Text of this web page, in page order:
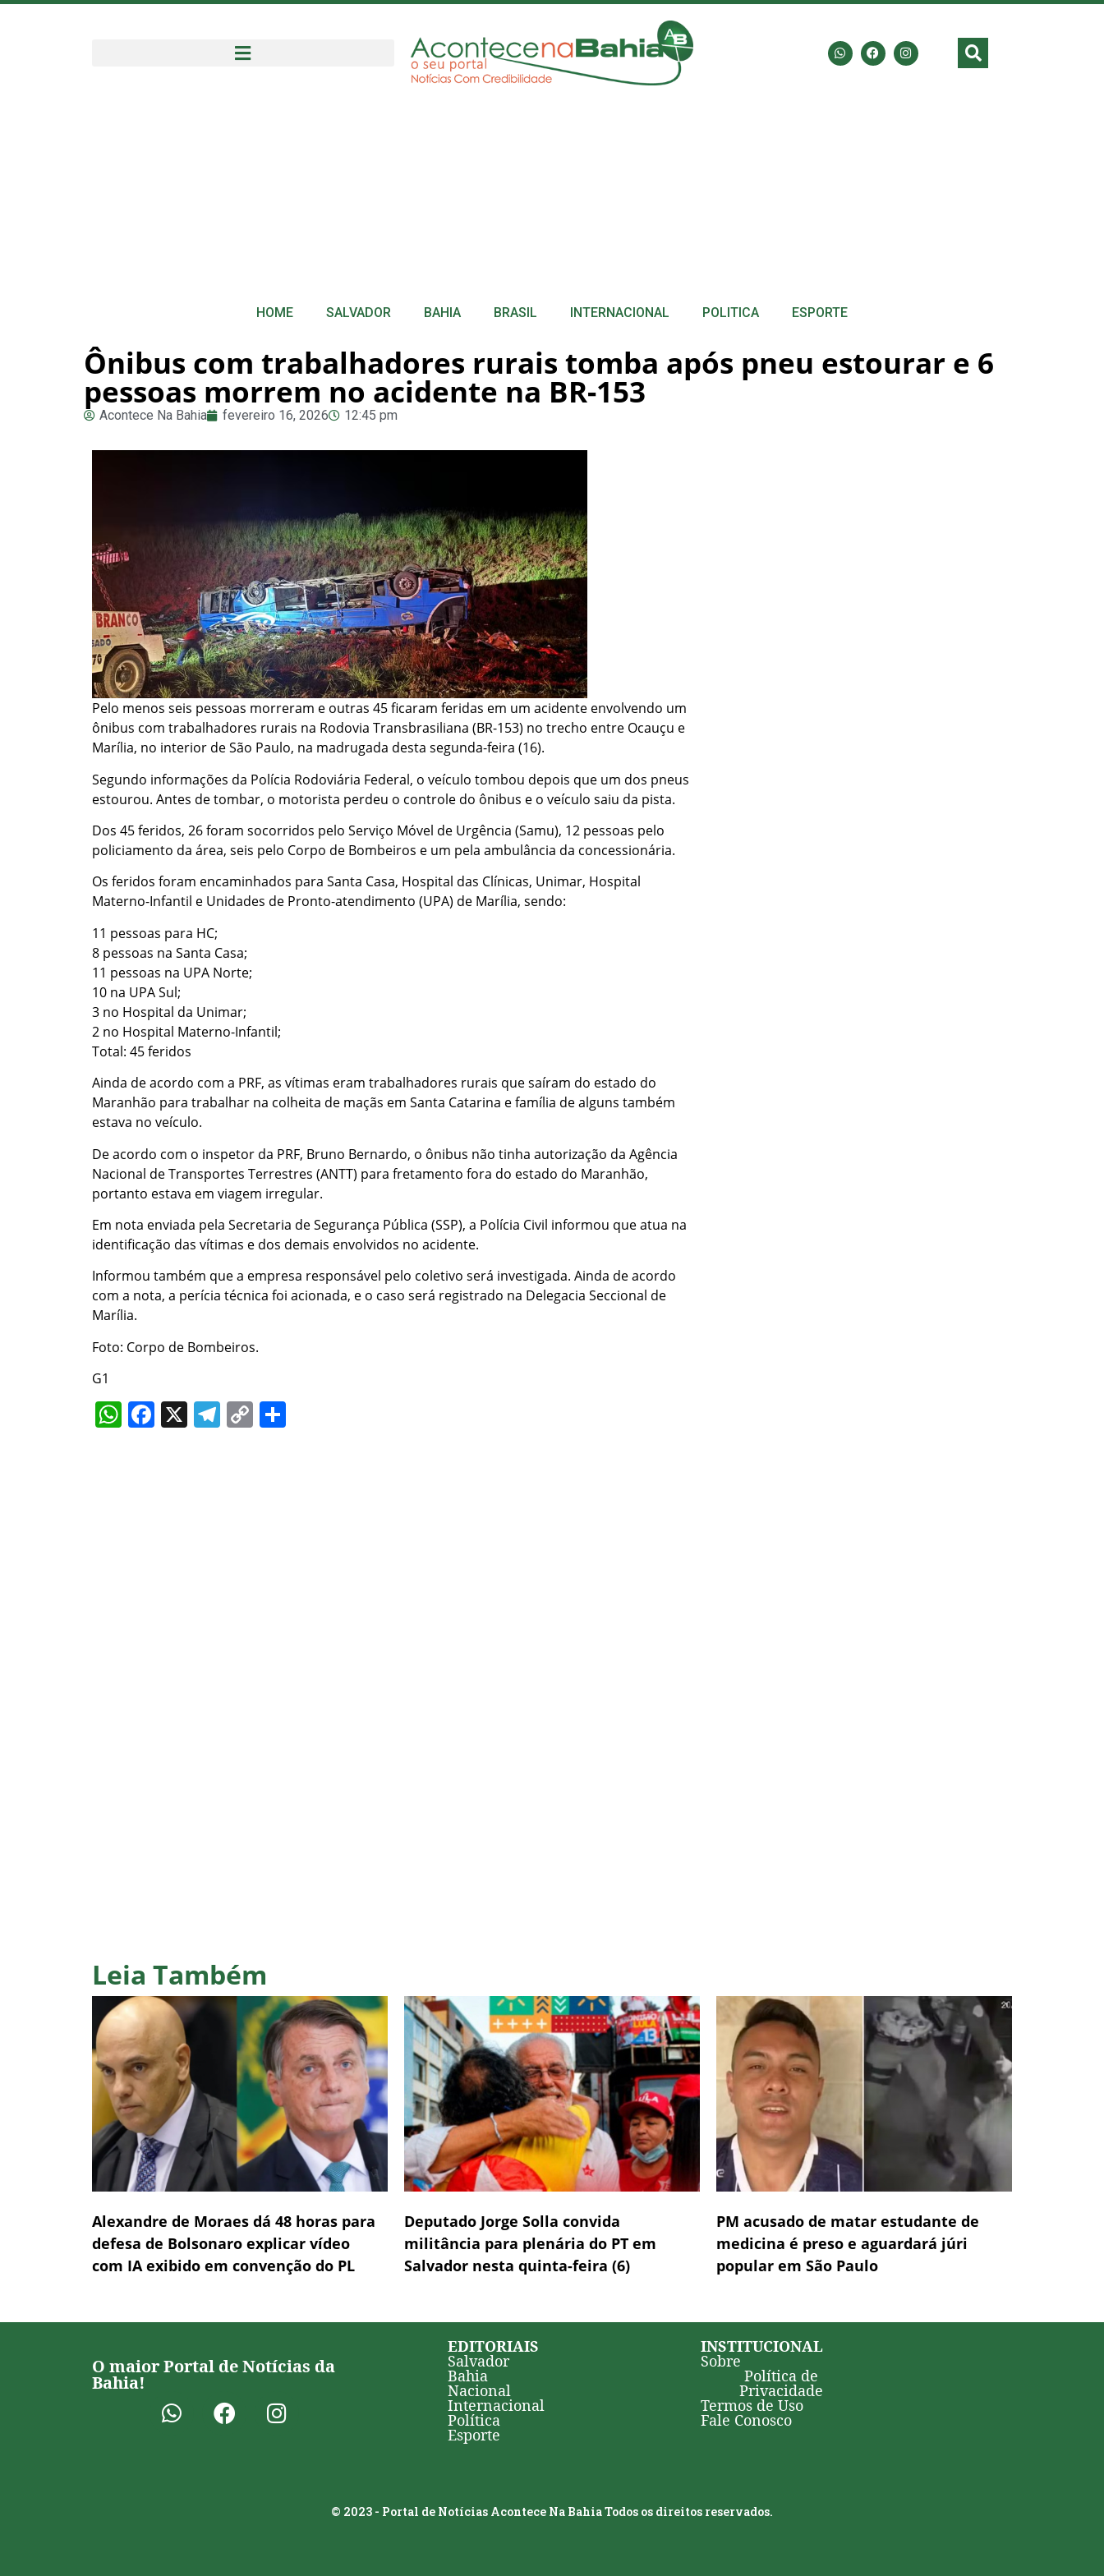
HOME SALVADOR BAHIA BRASIL INTERNACIONAL POLITICA ESPORTE
Ônibus com trabalhadores rurais tomba após pneu estourar e 6
pessoas morrem no acidente na BR-153
Acontece Na Bahia fevereiro 16, 2026 12:45 pm
Pelo menos seis pessoas morreram e outras 45 ficaram feridas em um acidente envolvendo um
ônibus com trabalhadores rurais na Rodovia Transbrasiliana (BR-153) no trecho entre Ocauçu e
Marília, no interior de São Paulo, na madrugada desta segunda-feira (16).
Segundo informações da Polícia Rodoviária Federal, o veículo tombou depois que um dos pneus
estourou. Antes de tombar, o motorista perdeu o controle do ônibus e o veículo saiu da pista.
Dos 45 feridos, 26 foram socorridos pelo Serviço Móvel de Urgência (Samu), 12 pessoas pelo
policiamento da área, seis pelo Corpo de Bombeiros e um pela ambulância da concessionária.
Os feridos foram encaminhados para Santa Casa, Hospital das Clínicas, Unimar, Hospital
Materno-Infantil e Unidades de Pronto-atendimento (UPA) de Marília, sendo:
11 pessoas para HC;
8 pessoas na Santa Casa;
11 pessoas na UPA Norte;
10 na UPA Sul;
3 no Hospital da Unimar;
2 no Hospital Materno-Infantil;
Total: 45 feridos
Ainda de acordo com a PRF, as vítimas eram trabalhadores rurais que saíram do estado do
Maranhão para trabalhar na colheita de maçãs em Santa Catarina e família de alguns também
estava no veículo.
De acordo com o inspetor da PRF, Bruno Bernardo, o ônibus não tinha autorização da Agência
Nacional de Transportes Terrestres (ANTT) para fretamento fora do estado do Maranhão,
portanto estava em viagem irregular.
Em nota enviada pela Secretaria de Segurança Pública (SSP), a Polícia Civil informou que atua na
identificação das vítimas e dos demais envolvidos no acidente.
Informou também que a empresa responsável pelo coletivo será investigada. Ainda de acordo
com a nota, a perícia técnica foi acionada, e o caso será registrado na Delegacia Seccional de
Marília.
Foto: Corpo de Bombeiros.
G1
WhatsApp
Facebook
X Telegram
Copy
Leia Também
Alexandre de Moraes dá 48 horas para
defesa de Bolsonaro explicar vídeo
com IA exibido em convenção do PL
Deputado Jorge Solla convida
militância para plenária do PT em
Salvador nesta quinta-feira (6)
PM acusado de matar estudante de
medicina é preso e aguardará júri
popular em São Paulo
O maior Portal de Notícias da
Bahia!
EDITORIAIS
Salvador
Bahia
Nacional
Internacional
Política
Esporte
INSTITUCIONAL
Sobre
Política de
Privacidade
Termos de Uso
Fale Conosco
© 2023 - Portal de Notícias Acontece Na Bahia Todos os direitos reservados.